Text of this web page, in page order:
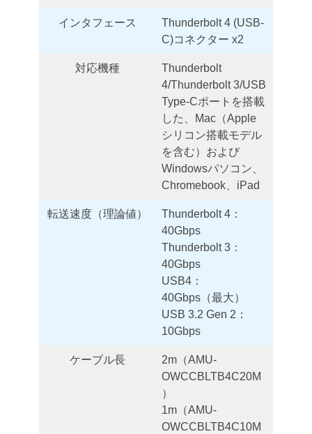
インタフェース
Thunderbolt 4 (USB-
C)コネクター x2
対応機種
Thunderbolt
4/Thunderbolt 3/USB
Type-Cポートを搭載
した、Mac（Apple
シリコン搭載モデル
を含む）および
Windowsパソコン、
Chromebook、iPad
転送速度（理論値）
Thunderbolt 4：
40Gbps
Thunderbolt 3：
40Gbps
USB4：
40Gbps（最大）
USB 3.2 Gen 2：
10Gbps
ケーブル長
2m（AMU-
OWCCBLTB4C20M
）
1m（AMU-
OWCCBLTB4C10M